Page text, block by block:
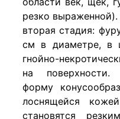
резко
вторая стадия:
см в диаметре, в
гнойно-
на поверхности.
форму
лоснящейся
становятся